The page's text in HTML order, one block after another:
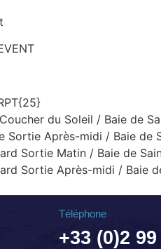
du Soleil / Baie de
Sortie Après-midi / Baie de
Sortie Matin / Baie de
Sortie Après-midi / Baie
Téléphone
+33 (0)2